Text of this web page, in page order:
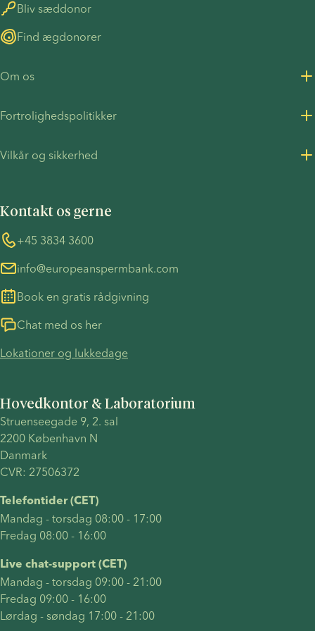
Hovedkontor & Laboratorium
Struenseegade 9, 2. sal
2200 København N
Danmark
CVR: 27506372
Telefontider (CET)
Mandag - torsdag 08:00 - 17:00
Fredag 08:00 - 16:00
Live chat-support (CET)
Mandag - torsdag 09:00 - 21:00
Fredag 09:00 - 16:00
Lørdag - søndag 17:00 - 21:00
Kontakt os gerne
+45 3834 3600
info@europeanspermbank.com
Book en gratis rådgivning
Chat med os her
Lokationer og lukkedage
Bliv sæddonor
Find ægdonorer
Om os
Pressemeddelelser
Information vedrørende TP53-sagen
Fortrolighedspolitikker
Vilkår og sikkerhed
COVID-19 forholdsregler
Whistleblower